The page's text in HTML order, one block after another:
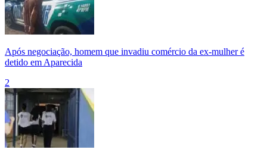
Após negociação, homem que invadiu comércio da ex-mulher é
detido em Aparecida
2